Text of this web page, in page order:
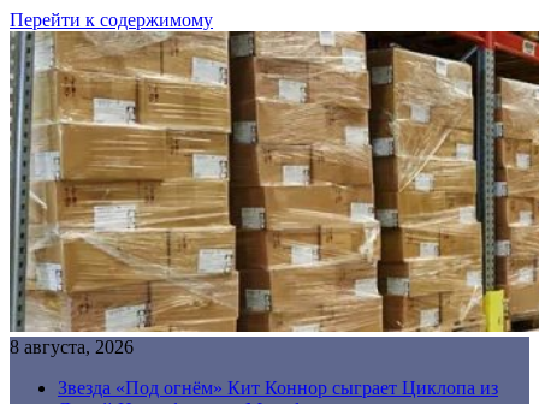
Перейти к содержимому
8 августа, 2026
Звезда «Под огнём» Кит Коннор сыграет Циклопа из